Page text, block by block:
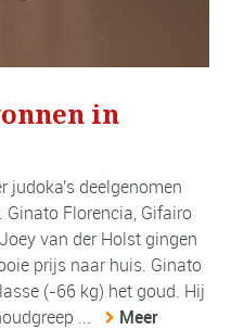
in
judoka's deelgenomen
Florencia, Gifairo
van der Holst gingen
prijs naar huis. Ginato
(-66 kg) het goud. Hij
...
Meer